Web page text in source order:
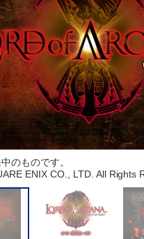
のものです。
ENIX CO., LTD. All Rights